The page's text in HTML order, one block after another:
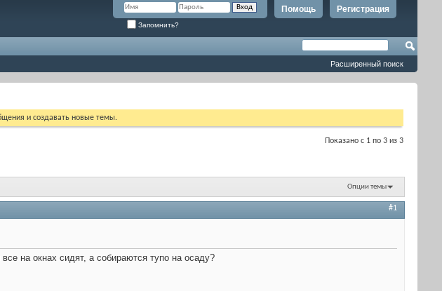
Регистрация
Помощь
Запомнить?
Расширенный поиск
и создавать новые темы.
Показано с 1 по 3 из 3
Опции темы
#1
на окнах сидят, а собираются тупо на осаду?